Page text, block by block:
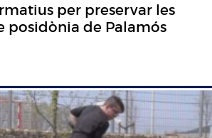
per preservar les
posidònia de Palamós